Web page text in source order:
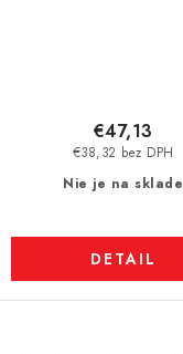
Nie je na sklade
€38,32 bez DPH
€47,13
DETAIL